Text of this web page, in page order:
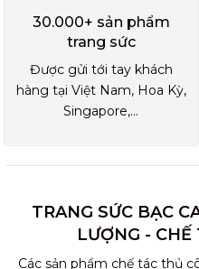
30.000+ sản phẩm
trang sức
Được gửi tới tay khách
hàng tại Việt Nam, Hoa Kỳ,
Singapore,...
TRANG SỨC BẠC
LƯỢNG - CHẾ
Các sản phẩm chế tác thủ